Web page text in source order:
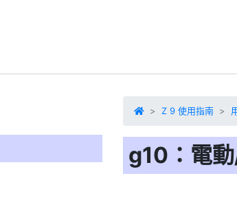
Z 9 使用指南
g10：電